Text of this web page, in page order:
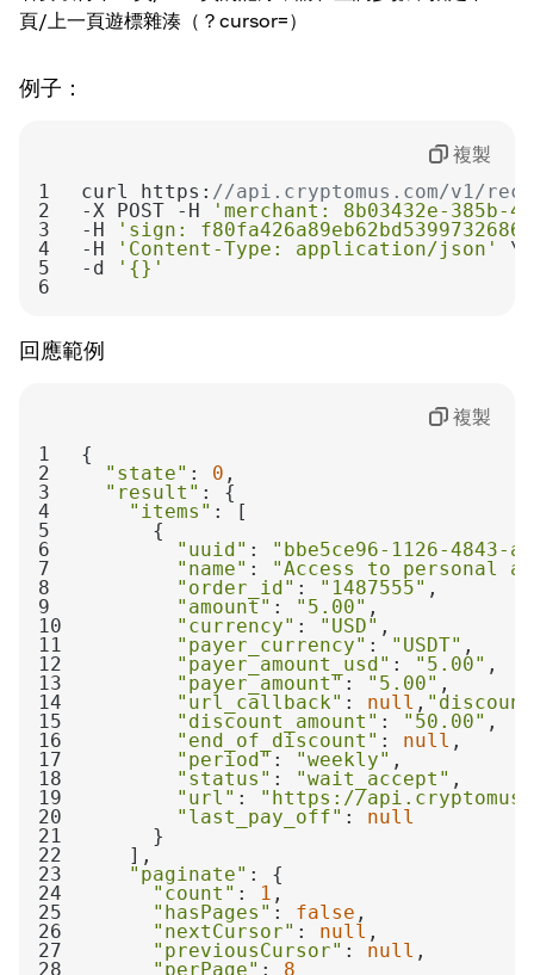
頁/上一頁遊標雜湊（？cursor=）
例子：
1 curl https: //api.cryptomus.com/v1/
2
-X POST -H
'merchant: 8b03432e-385b-
3
-H
'sign:
4
-H 'Content-Type: application/json'
5
-d
'{}'
6
複製
回應範例
1
2
"state" : 0
3
"result"
4
"items"
5
6
"uuid" :
"bbe5ce96-1126-4843-
7
"name" :
"Access to personal
8
"order_id" : "1487555"
9
"amount" : "5.00"
10
"currency" : "USD"
11
"payer_currency" : "USDT"
12
"payer_amount_usd" : "5.00"
13
"payer_amount": "5.00"
14
"url_callback" : null ,
15
"discount_amount" : "50.00"
16
"end_of_discount" : null
17
"period": "weekly"
18
"status" : "wait_accept"
19
"url" :
"https://
20
"last_pay_off" : null
21
22
23
"paginate"
24
"count" : 1
25
"hasPages" : false
26
"nextCursor" : null
27
"previousCursor" : null
28
"perPage" : 8
複製